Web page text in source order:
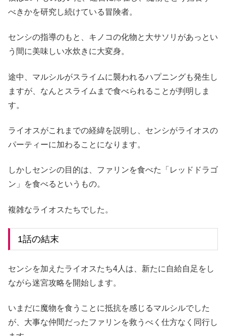
べきかを研究し続けている冒険者。
センシの指導のもと、キノコの化物と大サソリがあっとい
う間に美味しい水炊きに大変身。
途中、マルシルがスライムに襲われるハプニングも発生し
ますが、なんとスライムまで食べられることが判明しま
す。
ライオスがこれまでの経緯を説明し、センシがライオスの
パーティーに加わることになります。
しかしセンシの目的は、ファリンを食べた「レッドドラゴ
ン」を食べるというもの。
複雑なライオスたちでした。
1話の結末
センシを加えたライオスたち4人は、新たに自給自足をし
ながら迷宮攻略を開始します。
いまだに魔物を食うことに抵抗を感じるマルシルでした
が、大事な仲間だったファリンを救うべく仕方なく同行し